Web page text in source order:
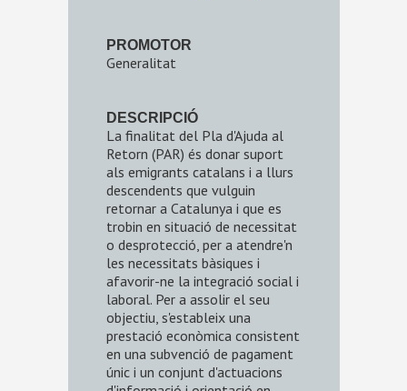
PROMOTOR
Generalitat
DESCRIPCIÓ
La finalitat del Pla d'Ajuda al
Retorn (PAR) és donar suport
als emigrants catalans i a llurs
descendents que vulguin
retornar a Catalunya i que es
trobin en situació de necessitat
o desprotecció, per a atendre'n
les necessitats bàsiques i
afavorir-ne la integració social i
laboral. Per a assolir el seu
objectiu, s'estableix una
prestació econòmica consistent
en una subvenció de pagament
únic i un conjunt d'actuacions